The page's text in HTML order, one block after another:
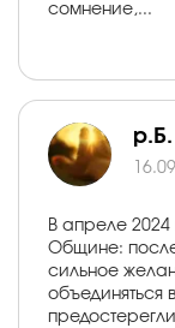
сомнение,...
В апреле
Общине: после
сильное
объединяться